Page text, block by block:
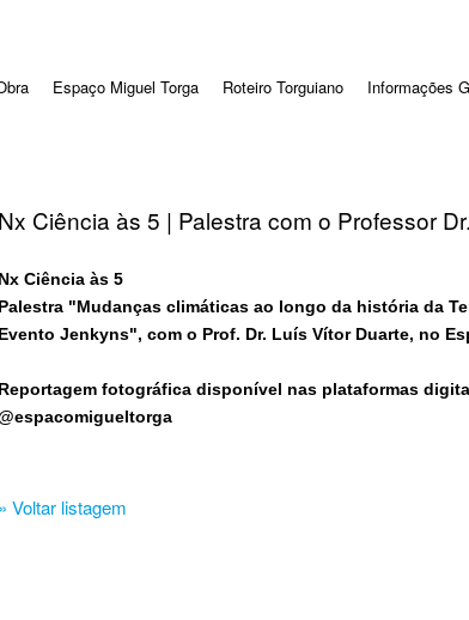
Espaço Miguel Torga Roteiro Torguiano Informações
Nx Ciência às 5 | Palestra com o Professor
Nx Ciência às 5
Palestra "Mudanças climáticas ao longo da história da
Evento Jenkyns", com o Prof. Dr. Luís Vítor Duarte, no
Reportagem fotográfica disponível nas plataformas
» Voltar listagem